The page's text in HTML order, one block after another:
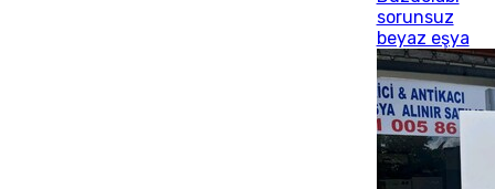
sorunsuz
beyaz eşya